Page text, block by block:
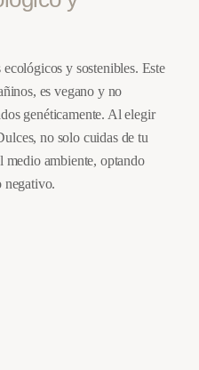
y sostenibles. Este
es vegano y no
genéticamente. Al elegir
no solo cuidas de tu
ambiente, optando
negativo.